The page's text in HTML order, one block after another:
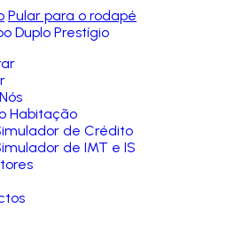
Pular para o rodapé
Habitação
de Crédito
de IMT e IS